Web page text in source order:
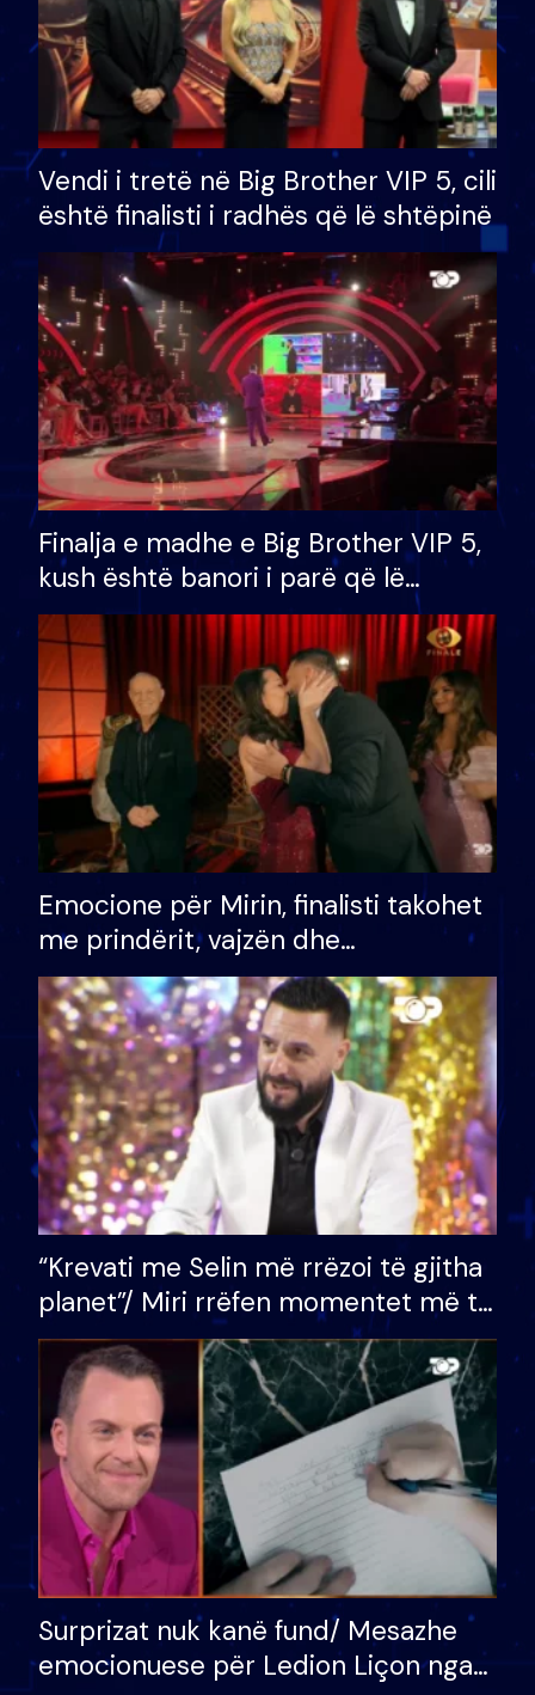
Vendi i tretë në Big Brother VIP 5, cili
është finalisti i radhës që lë shtëpinë
Finalja e madhe e Big Brother VIP 5,
kush është banori i parë që lë
shtëpinë dhe humb mundësinë për
të fituar çmimin e madh
Emocione për Mirin, finalisti takohet
me prindërit, vajzën dhe
bashkëshorten: S’kemi ndonjë letër
divorci apo jo?
“Krevati me Selin më rrëzoi të gjitha
planet”/ Miri rrëfen momentet më të
bukura në shtëpinë e BB VIP: Do më
mungojë zilja e mëngjesit kur…
Surprizat nuk kanë fund/ Mesazhe
emocionuese për Ledion Liçon nga